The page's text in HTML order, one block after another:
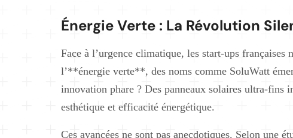
Énergie Verte : La Révolution
Face à l’urgence climatique, les start-ups françaises
l’**énergie verte**, des noms comme SoluWatt
innovation phare ? Des panneaux solaires ultra-fins
esthétique et efficacité énergétique.
Ces avancées ne sont pas anecdotiques. Selon une